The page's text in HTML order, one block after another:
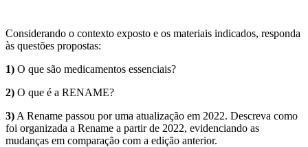
Considerando o contexto exposto e os materiais indicados, responda
às questões propostas:
1) O que são medicamentos essenciais?
2) O que é a RENAME?
3) A Rename passou por uma atualização em 2022. Descreva como
foi organizada a Rename a partir de 2022, evidenciando as
mudanças em comparação com a edição anterior.